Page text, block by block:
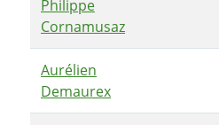
Philippe
Cornamusaz
Aurélien
Demaurex